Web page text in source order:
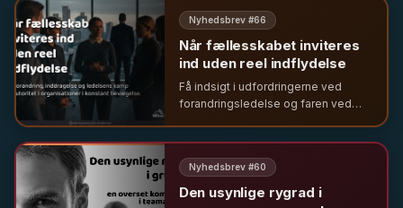
lederudvikling.
Nyhedsbrev #66
Når fællesskabet inviteres
ind uden reel indflydelse
Få indsigt i udfordringerne ved
forandringsledelse og faren ved
inddragelse kræver tillid og rammer.
Nyhedsbrev #60
Den usynlige rygrad i